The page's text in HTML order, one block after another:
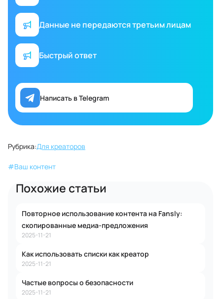
Данные не передаются третьим лицам
Быстрый ответ
Написать в Telegram
Рубрика:Для креаторов
#Ваш контент
Похожие статьи
Повторное использование контента на Fansly:
скопированные медиа-предложения
2025-11-21
Как использовать списки как креатор
2025-11-21
Частые вопросы о безопасности
2025-11-21